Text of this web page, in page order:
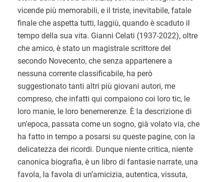
vicende più memorabili, e il triste, inevitabile, fatale
finale che aspetta tutti, laggiù, quando è scaduto il
tempo della sua vita. Gianni Celati (1937-2022), oltre
che amico, è stato un magistrale scrittore del
secondo Novecento, che senza appartenere a
nessuna corrente classificabile, ha però
suggestionato tanti altri più giovani autori, me
compreso, che infatti qui compaiono coi loro tic, le
loro manie, le loro benemerenze. È la descrizione di
un’epoca, passata come un sogno, già volato via, che
ha fatto in tempo a posarsi su queste pagine, con la
delicatezza dei ricordi. Dunque niente critica, niente
canonica biografia, è un libro di fantasie narrate, una
favola, la favola di un’amicizia, autentica, vissuta,